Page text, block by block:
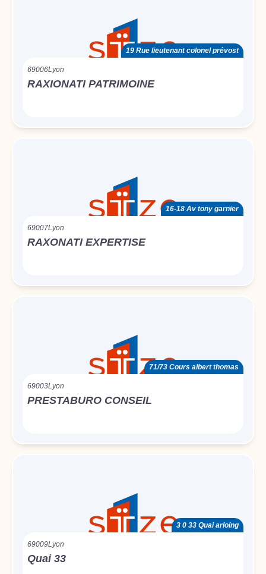
19 Rue lieutenant colonel prévost
69006Lyon
RAXIONATI PATRIMOINE
16-18 Av tony garnier
69007Lyon
RAXONATI EXPERTISE
71/73 Cours albert thomas
69003Lyon
PRESTABURO CONSEIL
3 0 33 Quai arloing
69009Lyon
Quai 33